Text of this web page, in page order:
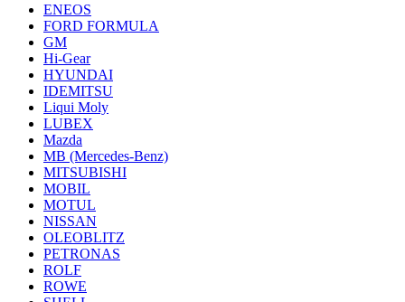
ENEOS
FORD FORMULA
GM
Hi-Gear
HYUNDAI
IDEMITSU
Liqui Moly
LUBEX
Mazda
MB (Mercedes-Вenz)
MITSUBISHI
MOBIL
MOTUL
NISSAN
OLEOBLITZ
PETRONAS
ROLF
ROWE